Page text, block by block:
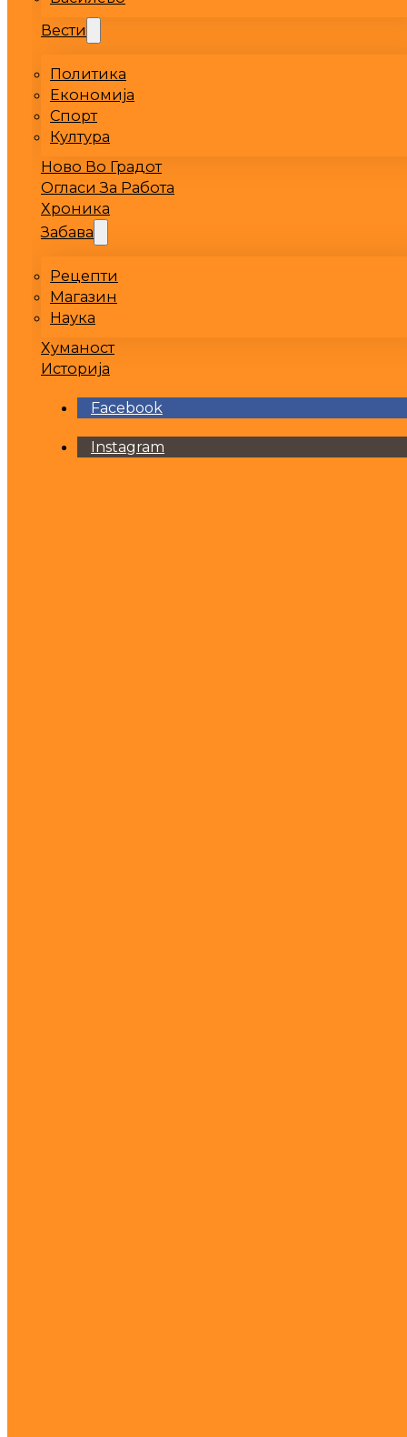
Вести
Политика
Економија
Спорт
Култура
Ново Во Градот
Огласи За Работа
Хроника
Забава
Рецепти
Магазин
Наука
Хуманост
Историја
Facebook
Instagram